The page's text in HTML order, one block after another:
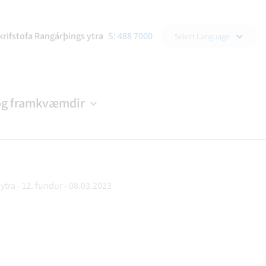
framkvæmdir
Rangárþings ytra S: 488 7000 Select Language
- 12. fundur - 08.03.2023